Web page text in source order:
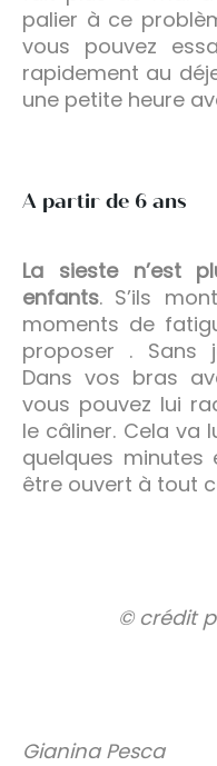
palier à ce
vous pouvez
rapidement au
une petite heure
A partir de 6 ans
La sieste n’est
enfants. S’ils
moments de
proposer . Sans
Dans vos bras
vous pouvez lui
le câliner. Cela va
quelques
être ouvert à tout
© crédit
Gianina Pesca